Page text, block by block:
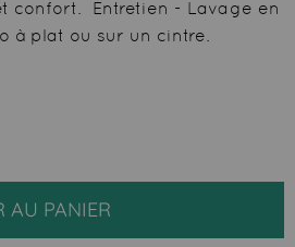
confort. Entretien - Lavage en
à plat ou sur un cintre.
AU PANIER